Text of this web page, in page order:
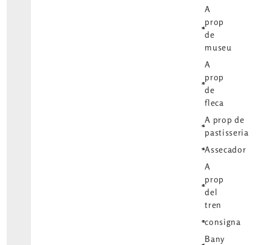
A
prop
de
museu
A
prop
de
fleca
A prop de
pastisseria
Assecador
A
prop
del
tren
consigna
Bany